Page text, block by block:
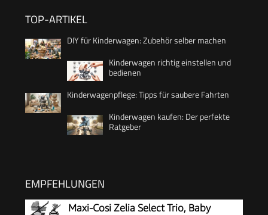
TOP-ARTIKEL
DIY für Kinderwagen: Zubehör selber machen
Kinderwagen richtig einstellen und
bedienen
Kinderwagenpflege: Tipps für saubere Fahrten
Kinderwagen kaufen: Der perfekte
Ratgeber
EMPFEHLUNGEN
Maxi-Cosi Zelia Select Trio, Baby